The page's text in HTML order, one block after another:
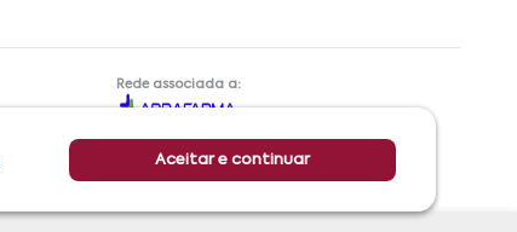
Aceitar e continuar
Rede associada a: